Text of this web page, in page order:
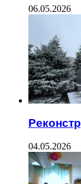
06.05.2026
04.05.2026